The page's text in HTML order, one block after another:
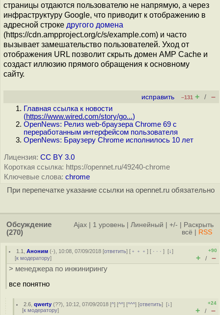
страницы отдаются пользователю не напрямую, а через
инфраструктуру Google, что приводит к отображению в
адресной строке другого домена
(https://cdn.ampproject.org/c/s/example.com) и часто
вызывает замешательство пользователей. Уход от
отображения URL позволит скрыть домен AMP Cache и
создаст иллюзию прямого обращения к основному
сайту.
исправить –131 + / –
Главная ссылка к новости
(https://www.wired.com/story/go...)
OpenNews: Релиз web-браузера Chrome 69 с
переработанным интерфейсом пользователя
OpenNews: Браузеру Chrome исполнилось 10 лет
Лицензия: CC BY 3.0
Короткая ссылка: https://opennet.ru/49240-chrome
Ключевые слова: chrome
При перепечатке указание ссылки на opennet.ru обязательно
Обсуждение
(270)
Ajax 1 уровень Линейный +/-
Раскрыть
всё
RSS
1.1 ,Аноним (-), 10:08, 07/09/2018 [ответить] [ ﹢﹢﹢] [ · · ·][↓]
[к модератору]
+90
+ / –
> менеджера по инжинирингу
все понятно
2.6 ,qwerty (??), 10:12, 07/09/2018 [^] [^^] [^^^] [ответить][↓]
[к модератору]
+24
+ / –